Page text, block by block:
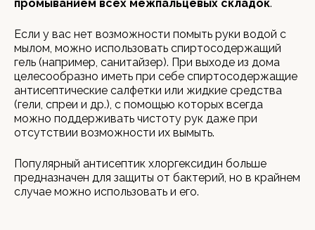
промыванием всех межпальцевых складок.
Если у вас нет возможности помыть руки водой с
мылом, можно использовать спиртосодержащий
гель (например, санитайзер). При выходе из дома
целесообразно иметь при себе спиртосодержащие
антисептические салфетки или жидкие средства
(гели, спреи и др.), с помощью которых всегда
можно поддерживать чистоту рук даже при
отсутствии возможности их вымыть.
Популярный антисептик хлоргексидин больше
предназначен для защиты от бактерий, но в крайнем
случае можно использовать и его.